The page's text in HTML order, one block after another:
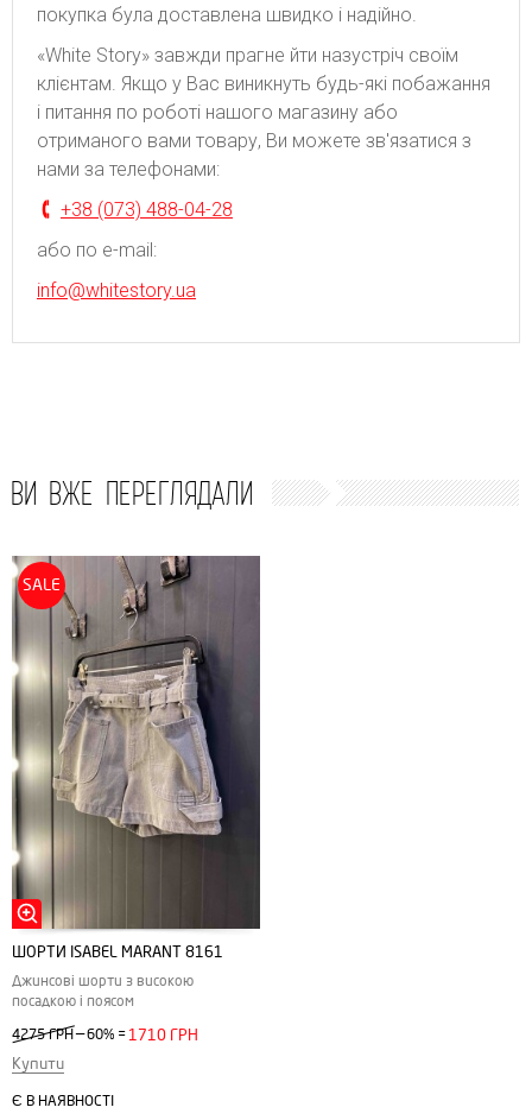
покупка була доставлена швидко і надійно.
«White Story» завжди прагне йти назустріч своїм
клієнтам. Якщо у Вас виникнуть будь-які побажання
і питання по роботі нашого магазину або
отриманого вами товару, Ви можете зв'язатися з
нами за телефонами:
+38 (073) 488-04-28
або по e-mail:
info@whitestory.ua
ВИ ВЖЕ ПЕРЕГЛЯДАЛИ
SALE
ШОРТИ ISABEL MARANT 8161
Джинсові шорти з високою
посадкою і поясом
4275 ГРН —60% = 1710 ГРН
Купити
Є В НАЯВНОСТІ